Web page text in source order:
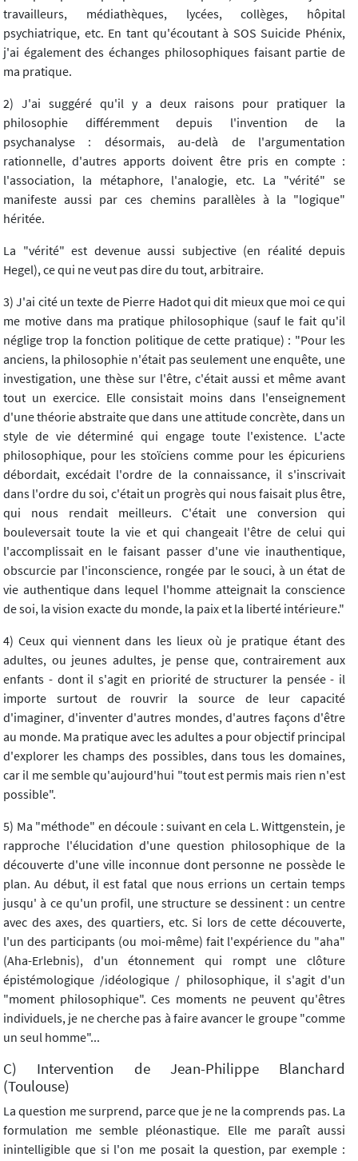
travailleurs, médiathèques, lycées, collèges, hôpital
psychiatrique, etc. En tant qu'écoutant à SOS Suicide Phénix,
j'ai également des échanges philosophiques faisant partie de
ma pratique.
2) J'ai suggéré qu'il y a deux raisons pour pratiquer la
philosophie différemment depuis l'invention de la
psychanalyse : désormais, au-delà de l'argumentation
rationnelle, d'autres apports doivent être pris en compte :
l'association, la métaphore, l'analogie, etc. La "vérité" se
manifeste aussi par ces chemins parallèles à la "logique"
héritée.
La "vérité" est devenue aussi subjective (en réalité depuis
Hegel), ce qui ne veut pas dire du tout, arbitraire.
3) J'ai cité un texte de Pierre Hadot qui dit mieux que moi ce qui
me motive dans ma pratique philosophique (sauf le fait qu'il
néglige trop la fonction politique de cette pratique) : "Pour les
anciens, la philosophie n'était pas seulement une enquête, une
investigation, une thèse sur l'être, c'était aussi et même avant
tout un exercice. Elle consistait moins dans l'enseignement
d'une théorie abstraite que dans une attitude concrète, dans un
style de vie déterminé qui engage toute l'existence. L'acte
philosophique, pour les stoïciens comme pour les épicuriens
débordait, excédait l'ordre de la connaissance, il s'inscrivait
dans l'ordre du soi, c'était un progrès qui nous faisait plus être,
qui nous rendait meilleurs. C'était une conversion qui
bouleversait toute la vie et qui changeait l'être de celui qui
l'accomplissait en le faisant passer d'une vie inauthentique,
obscurcie par l'inconscience, rongée par le souci, à un état de
vie authentique dans lequel l'homme atteignait la conscience
de soi, la vision exacte du monde, la paix et la liberté intérieure."
4) Ceux qui viennent dans les lieux où je pratique étant des
adultes, ou jeunes adultes, je pense que, contrairement aux
enfants - dont il s'agit en priorité de structurer la pensée - il
importe surtout de rouvrir la source de leur capacité
d'imaginer, d'inventer d'autres mondes, d'autres façons d'être
au monde. Ma pratique avec les adultes a pour objectif principal
d'explorer les champs des possibles, dans tous les domaines,
car il me semble qu'aujourd'hui "tout est permis mais rien n'est
possible".
5) Ma "méthode" en découle : suivant en cela L. Wittgenstein, je
rapproche l'élucidation d'une question philosophique de la
découverte d'une ville inconnue dont personne ne possède le
plan. Au début, il est fatal que nous errions un certain temps
jusqu' à ce qu'un profil, une structure se dessinent : un centre
avec des axes, des quartiers, etc. Si lors de cette découverte,
l'un des participants (ou moi-même) fait l'expérience du "aha"
(Aha-Erlebnis), d'un étonnement qui rompt une clôture
épistémologique /idéologique / philosophique, il s'agit d'un
"moment philosophique". Ces moments ne peuvent qu'êtres
individuels, je ne cherche pas à faire avancer le groupe "comme
un seul homme"...
C) Intervention de Jean-Philippe Blanchard
(Toulouse)
La question me surprend, parce que je ne la comprends pas. La
formulation me semble pléonastique. Elle me paraît aussi
inintelligible que si l'on me posait la question, par exemple :